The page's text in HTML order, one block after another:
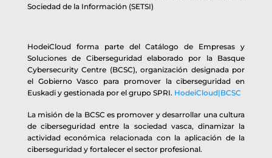
Sociedad de la Información (SETSI)
HodeiCloud forma parte del Catálogo de Empresas y
Soluciones de Ciberseguridad elaborado por la Basque
Cybersecurity Centre (BCSC), organización designada por
el Gobierno Vasco para promover la ciberseguridad en
Euskadi y gestionada por el grupo SPRI. HodeiCloud|BCSC
La misión de la BCSC es promover y desarrollar una cultura
de ciberseguridad entre la sociedad vasca, dinamizar la
actividad económica relacionada con la aplicación de la
ciberseguridad y fortalecer el sector profesional.